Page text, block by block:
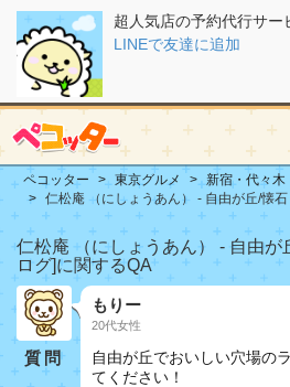
超人気店の予約代行サー
LINEで友達に追加
ペコッター 東京グルメ
新宿・代々木
仁松庵 （にしょうあん） - 自由が丘/懐
仁松庵 （にしょうあん） - 自由が
ログ]に関するQA
質問
もりー
20代女性
自由が丘でおいしい穴場の
てください！